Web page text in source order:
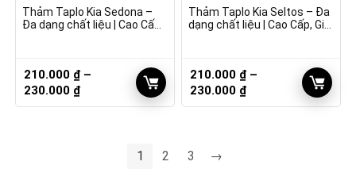
Thảm Taplo Kia Sedona –
Đa dạng chất liệu | Cao Cấp,
210.000 ₫ –
230.000 ₫Khoảng
giá:
Thảm Taplo Kia Seltos – Đa
dạng chất liệu | Cao Cấp, Giá
210.000 ₫ –
230.000 ₫Khoảng
giá:
1 2 3 →